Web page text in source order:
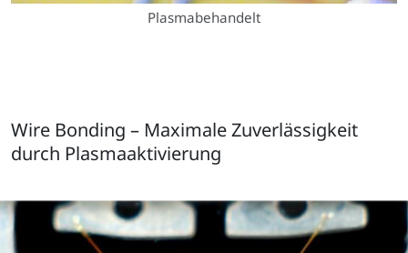
Plasmabehandelt
Wire Bonding – Maximale Zuverlässigkeit
durch Plasmaaktivierung